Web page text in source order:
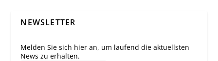
NEWSLETTER
Melden Sie sich hier an, um laufend die aktuellsten
News zu erhalten.